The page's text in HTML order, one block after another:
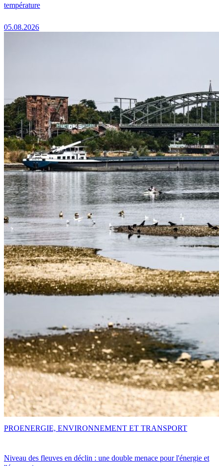
température
05.08.2026
Niveau des fleuves en déclin : une double menace pour l'énergie et
PROENERGIE, ENVIRONNEMENT ET TRANSPORT